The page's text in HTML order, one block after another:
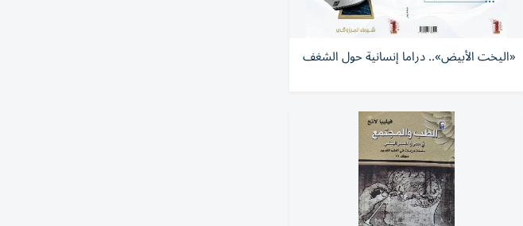
«اليخت الأبيض».. دراما إنسانية حول الشغف